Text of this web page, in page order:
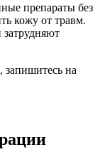
препараты без
кожу от травм.
на